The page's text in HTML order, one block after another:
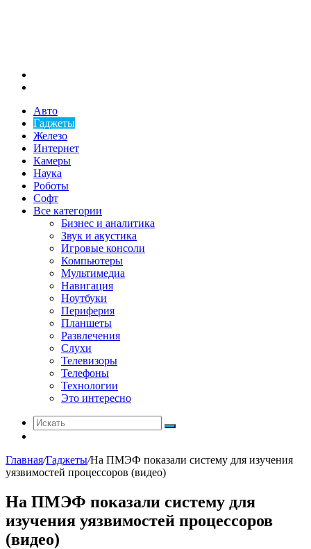
Авто
Гаджеты
Железо
Интернет
Камеры
Наука
Роботы
Софт
Все категории
Бизнес и аналитика
Звук и акустика
Игровые консоли
Компьютеры
Мультимедиа
Навигация
Ноутбуки
Периферия
Планшеты
Развлечения
Слухи
Телевизоры
Телефоны
Технологии
Это интересно
Искать
Главная/Гаджеты/На ПМЭФ показали систему для изучения
уязвимостей процессоров (видео)
На ПМЭФ показали систему для
изучения уязвимостей процессоров
(видео)